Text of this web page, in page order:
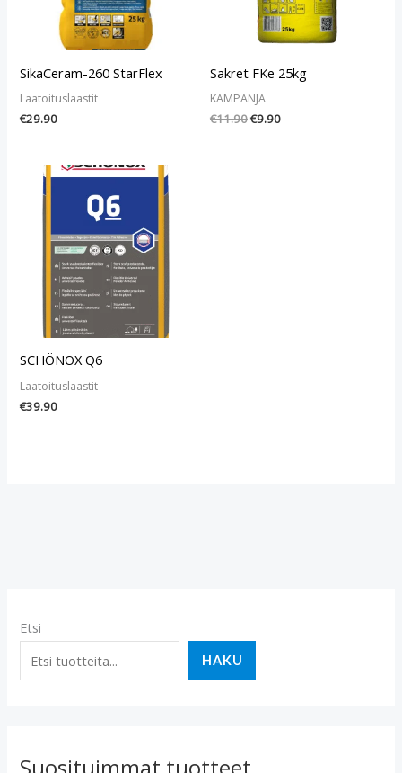
Etsi
HAKU
SikaCeram-260 StarFlex
Laatoituslaastit
€29.90
Sakret FKe 25kg
KAMPANJA
€11.90€9.90
SCHÖNOX Q6
Laatoituslaastit
€39.90